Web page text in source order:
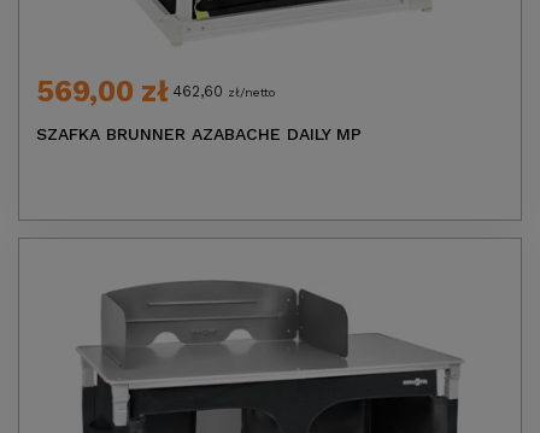
569,00 zł 462,60 zł/netto
SZAFKA BRUNNER AZABACHE DAILY MP